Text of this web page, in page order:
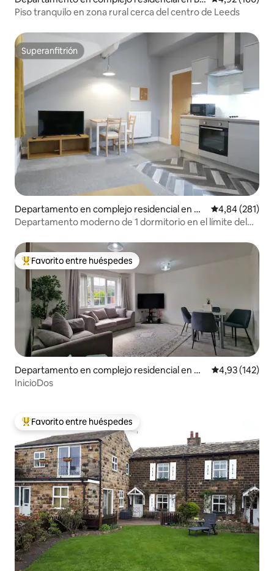
amley
Piso tranquilo en zona rural cerca del centro de Leeds
Superanfitrión
Superanfitrión
Departamento en complejo residencial en W
est Yorkshire
Calificación
4,84 (281)
Departamento moderno de 1 dormitorio en el límite del
Favorito entre los huéspedes más destacados
Favorito entre huéspedes
Departamento en complejo residencial en Mi
ddleton
Calificación
4,93 (142)
InicioDos
Favorito entre los huéspedes más destacados
Favorito entre huéspedes